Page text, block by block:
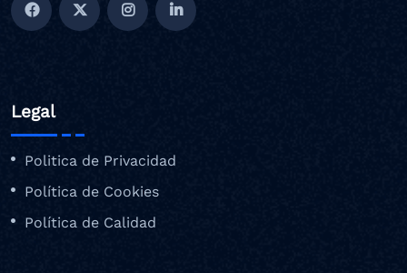
Legal
Politica de Privacidad
Política de Cookies
Política de Calidad